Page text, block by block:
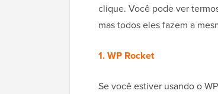
clique. Você pode ver
mas todos eles fazem a
1. WP Rocket
Se você estiver usando o